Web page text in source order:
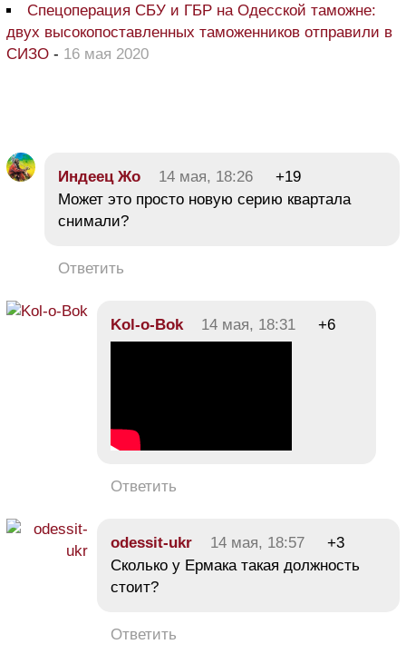
Спецоперация СБУ и ГБР на Одесской таможне:
двух высокопоставленных таможенников отправили в
СИЗО - 16 мая 2020
Индеец Жо 14 мая, 18:26
+19
Может это просто новую серию квартала
снимали?
Ответить
Kol-o-Bok 14 мая, 18:31 +6
Ответить
odessit-ukr 14 мая, 18:57
+3
Сколько у Ермака такая должность
стоит?
Ответить